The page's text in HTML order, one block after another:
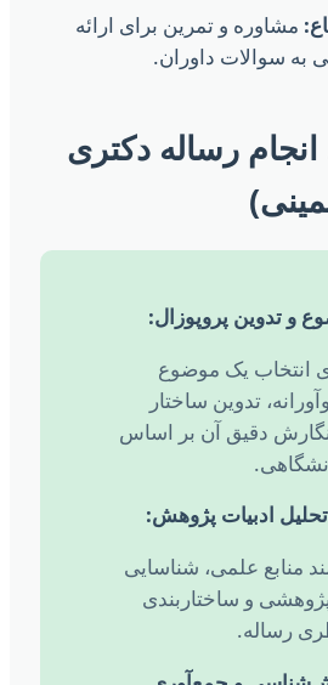
و تمرین برای ارائه
داوران.
رساله دکتری
پروپوزال:
یک موضوع
تدوین ساختار
دقیق آن بر اساس
ادبیات پژوهش:
علمی، شناسایی
و ساختاربندی